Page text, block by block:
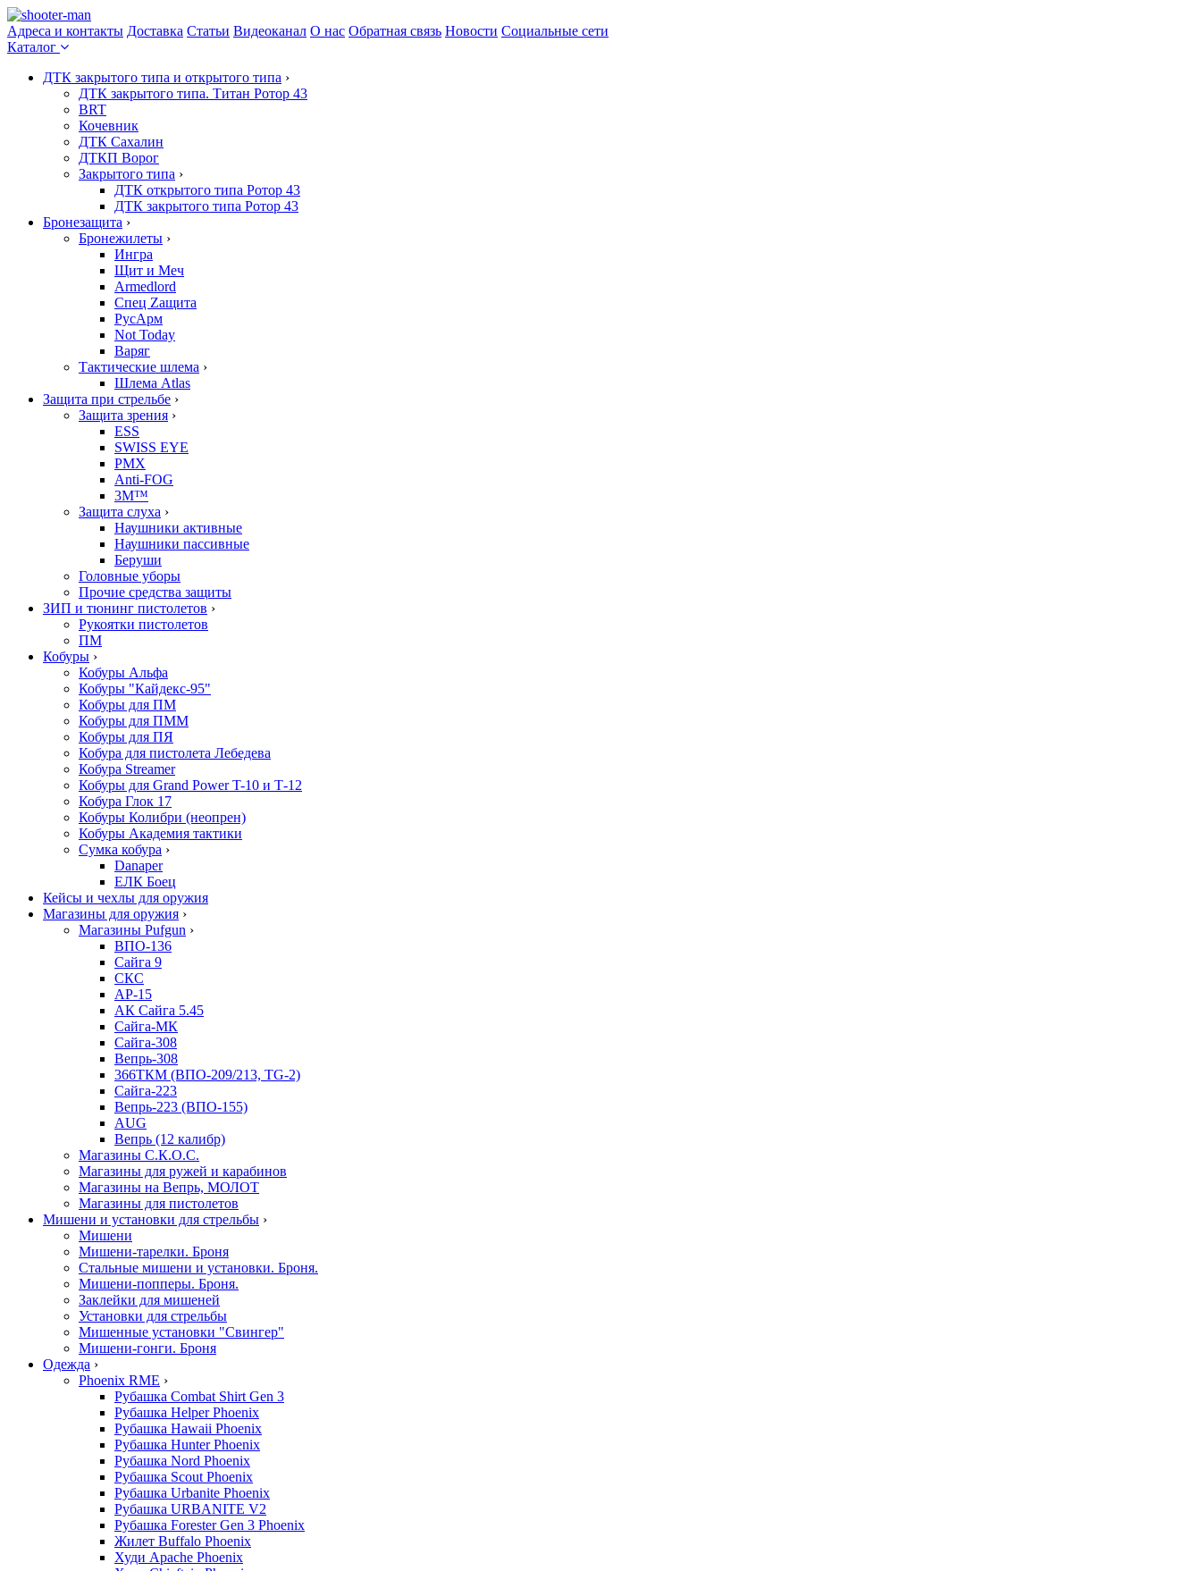
Адреса и контакты Доставка Статьи Видеоканал О нас Обратная связь Новости Социальные сети
Каталог
ДТК закрытого типа и открытого типа ›
ДТК закрытого типа. Титан Ротор 43
BRT
Кочевник
ДТК Сахалин
ДТКП Ворог
Закрытого типа ›
ДТК открытого типа Ротор 43
ДТК закрытого типа Ротор 43
Бронезащита ›
Бронежилеты ›
Ингра
Щит и Меч
Armedlord
Спец Zащита
РусАрм
Not Today
Варяг
Тактические шлема ›
Шлема Atlas
Защита при стрельбе ›
Защита зрения ›
ESS
SWISS EYE
PMX
Anti-FOG
3M™
Защита слуха ›
Наушники активные
Наушники пассивные
Беруши
Головные уборы
Прочие средства защиты
ЗИП и тюнинг пистолетов ›
Рукоятки пистолетов
ПМ
Кобуры ›
Кобуры Альфа
Кобуры "Кайдекс-95"
Кобуры для ПМ
Кобуры для ПММ
Кобуры для ПЯ
Кобура для пистолета Лебедева
Кобура Streamer
Кобуры для Grand Power T-10 и Т-12
Кобура Глок 17
Кобуры Колибри (неопрен)
Кобуры Академия тактики
Сумка кобура ›
Danaper
ЕЛК Боец
Кейсы и чехлы для оружия
Магазины для оружия ›
Магазины Pufgun ›
ВПО-136
Сайга 9
СКС
АР-15
АК Сайга 5.45
Сайга-МК
Сайга-308
Вепрь-308
366ТКМ (ВПО-209/213, TG-2)
Сайга-223
Вепрь-223 (ВПО-155)
AUG
Вепрь (12 калибр)
Магазины С.К.О.С.
Магазины для ружей и карабинов
Магазины на Вепрь, МОЛОТ
Магазины для пистолетов
Мишени и установки для стрельбы ›
Мишени
Мишени-тарелки. Броня
Стальные мишени и установки. Броня.
Мишени-попперы. Броня.
Заклейки для мишеней
Установки для стрельбы
Мишенные установки "Свингер"
Мишени-гонги. Броня
Одежда ›
Phoenix RME ›
Рубашка Combat Shirt Gen 3
Рубашка Helper Phoenix
Рубашка Hawaii Phoenix
Рубашка Hunter Phoenix
Рубашка Nord Phoenix
Рубашка Scout Phoenix
Рубашка Urbanite Phoenix
Рубашка URBANITE V2
Рубашка Forester Gen 3 Phoenix
Жилет Buffalo Phoenix
Худи Apache Phoenix